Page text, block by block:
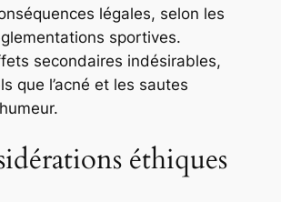
légales, selon les
sportives.
secondaires indésirables,
que l’acné et les sautes
éthiques